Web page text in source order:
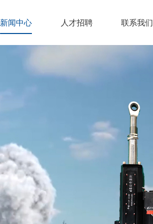
新闻中心 人才招聘 联系我们